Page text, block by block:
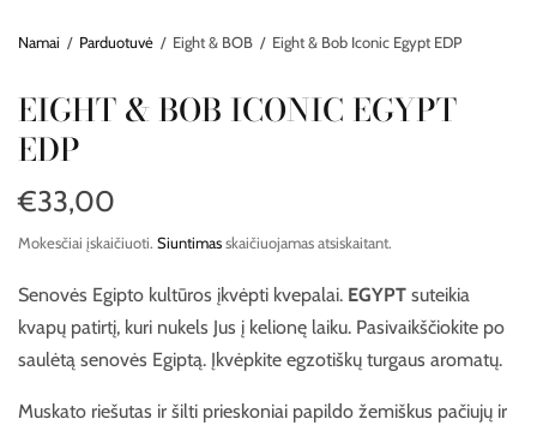
Namai / Parduotuvė / Eight & BOB / Eight & Bob Iconic Egypt EDP
EIGHT & BOB ICONIC EGYPT
EDP
€33,00
Mokesčiai įskaičiuoti. Siuntimasskaičiuojamas atsiskaitant.
Senovės Egipto kultūros įkvėpti kvepalai. EGYPT suteikia
kvapų patirtį, kuri nukels Jus į kelionę laiku. Pasivaikščiokite po
saulėtą senovės Egiptą. Įkvėpkite egzotiškų turgaus aromatų.
Muskato riešutas ir šilti prieskoniai papildo žemiškus pačiujų ir